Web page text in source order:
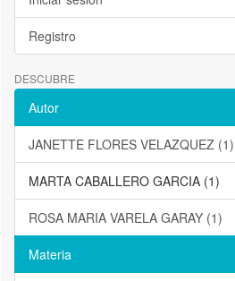
Registro
DESCUBRE
Autor
JANETTE FLORES VELAZQUEZ (1)
MARTA CABALLERO GARCIA (1)
ROSA MARIA VARELA GARAY (1)
Materia